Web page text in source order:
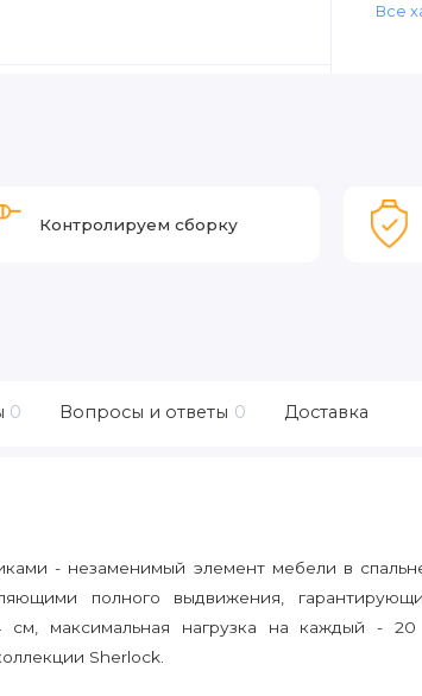
Все
Контролируем сборку
0 Вопросы и ответы 0 Доставка
- незаменимый элемент мебели в
полного выдвижения,
см, максимальная нагрузка на каждый - 20
Sherlock.